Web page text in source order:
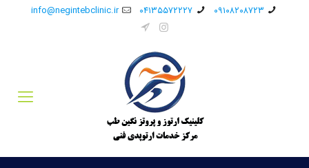
۰۹۱۰۸۲۰۸۷۲۳ ۰۴۱۳۵۵۷۲۲۲۷ info@negintebclinic.ir